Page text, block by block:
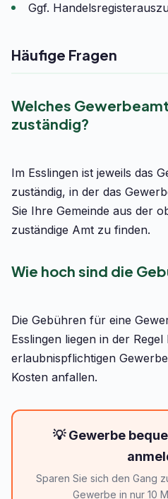
Ggf.
Häufige Fragen
Welches
zuständig?
Im Esslingen ist jeweils das
zuständig, in der das
Sie Ihre Gemeinde aus der
zuständige Amt zu finden.
Wie hoch sind die
Die Gebühren für eine
Esslingen liegen in der
erlaubnispflichtigen
Kosten anfallen.
💡 Gewerbe
Sparen Sie sich den Gang
Gewerbe in nur 10